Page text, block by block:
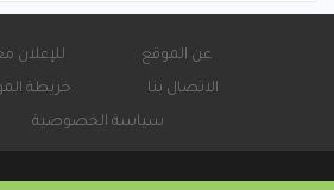
عن الموقع
للإعلان
الاتصال بنا
خريطة
سياسة الخصوصية